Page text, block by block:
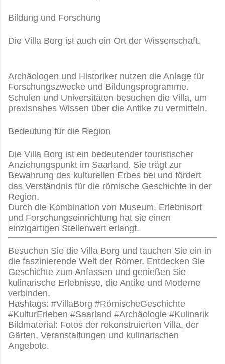
Bildung und Forschung
Die Villa Borg ist auch ein Ort der Wissenschaft.
Archäologen und Historiker nutzen die Anlage für
Forschungszwecke und Bildungsprogramme.
Schulen und Universitäten besuchen die Villa, um
praxisnahes Wissen über die Antike zu vermitteln.
Bedeutung für die Region
Die Villa Borg ist ein bedeutender touristischer
Anziehungspunkt im Saarland. Sie trägt zur
Bewahrung des kulturellen Erbes bei und fördert
das Verständnis für die römische Geschichte in der
Region.
Durch die Kombination von Museum, Erlebnisort
und Forschungseinrichtung hat sie einen
einzigartigen Stellenwert erlangt.
Besuchen Sie die Villa Borg und tauchen Sie ein in
die faszinierende Welt der Römer. Entdecken Sie
Geschichte zum Anfassen und genießen Sie
kulinarische Erlebnisse, die Antike und Moderne
verbinden.
Hashtags: #VillaBorg #RömischeGeschichte
#KulturErleben #Saarland #Archäologie #Kulinarik
Bildmaterial: Fotos der rekonstruierten Villa, der
Gärten, Veranstaltungen und kulinarischen
Angebote.